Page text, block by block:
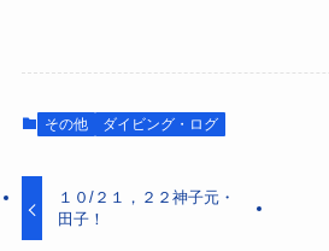
その他 ダイビング・ログ
１０/２１，２２神子元・
田子！